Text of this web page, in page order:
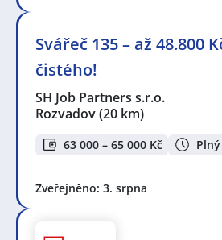
Svářeč 135 – až 48.800
čistého!
SH Job Partners s.r.o.
Rozvadov(20 km)
63 000 – 65 000 Kč
Zveřejněno: 3. srpna